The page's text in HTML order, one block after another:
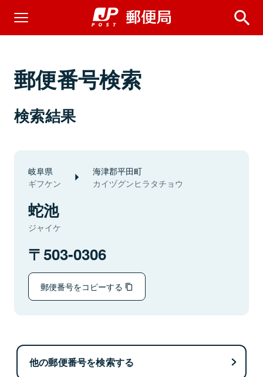
郵便番号検索
検索結果
岐阜県
ギフケン
海津郡平田町
カイヅグンヒラタチョウ
蛇池
ジャイケ
503-0306
郵便番号をコピーする
他の郵便番号を検索する